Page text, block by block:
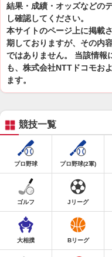
結果・成績・オッズなどの
し確認してください。
本サイトのページ上に掲載
期しておりますが、その内
ではありません。 当該情報
も、株式会社NTTドコモお
ます。
競技一覧
プロ野球 プロ野球(2軍)
ゴルフ Jリーグ
大相撲 Bリーグ